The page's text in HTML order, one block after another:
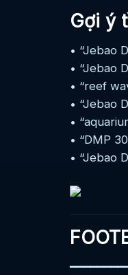
Gợi ý
• “Jebao
• “Jebao
• “reef
• “Jebao
•
• “DMP
• “Jebao